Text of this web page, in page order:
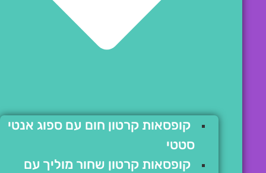
קופסאות קרטון חום עם ספוג אנטי
סטטי
קופסאות קרטון שחור מוליך עם